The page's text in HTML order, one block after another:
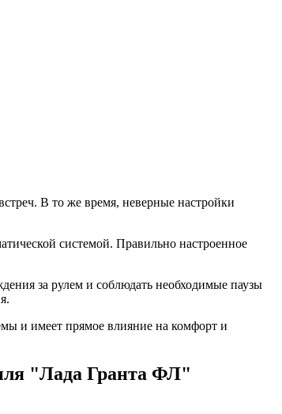
В то же время, неверные настройки
системой. Правильно настроенное
за рулем и соблюдать необходимые паузы
и имеет прямое влияние на комфорт и
"Лада Гранта ФЛ"